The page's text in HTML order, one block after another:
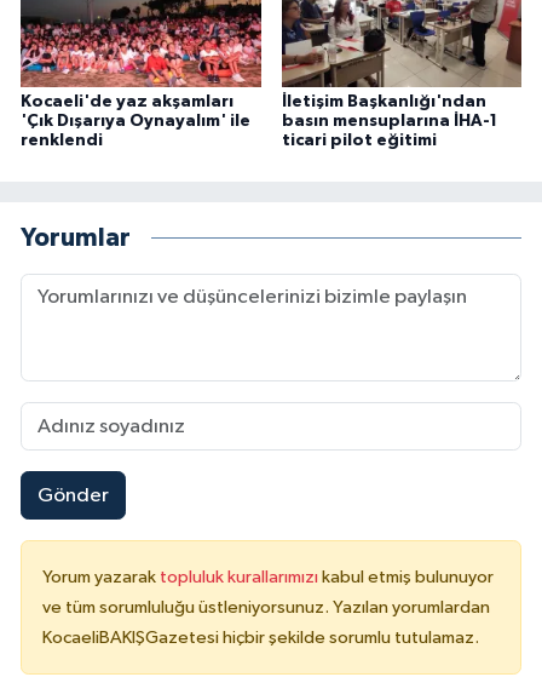
Kocaeli'de yaz akşamları
'Çık Dışarıya Oynayalım' ile
renklendi
İletişim Başkanlığı'ndan
basın mensuplarına İHA-1
ticari pilot eğitimi
Yorumlar
Gönder
Yorum yazarak topluluk kurallarımızı kabul etmiş bulunuyor
ve tüm sorumluluğu üstleniyorsunuz. Yazılan yorumlardan
KocaeliBAKIŞGazetesi hiçbir şekilde sorumlu tutulamaz.